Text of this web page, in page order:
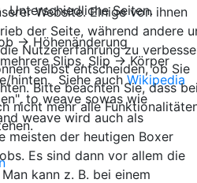
Unterschiedliche Seiten.
-> Höhenänderung
Slips, Slip -> Körper
hinten. Siehe auchWikipedia
to weave sowas wie
weave wird auch als
meisten der heutigen Boxer
Es sind dann vor allem die
kann z. B. bei einem
Website. Einige von ihnen
der Seite, während andere
Nutzererfahrung zu
selbst entscheiden, ob Sie
Bitte beachten Sie, dass
nicht mehr alle